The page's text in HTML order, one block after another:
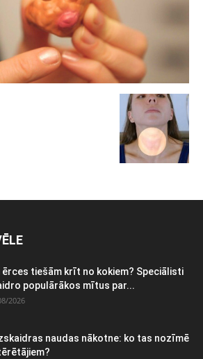
ērces tiešām krīt no kokiem? Speciālisti
populārākos mītus par...
2026
naudas nākotne: ko tas nozīmē